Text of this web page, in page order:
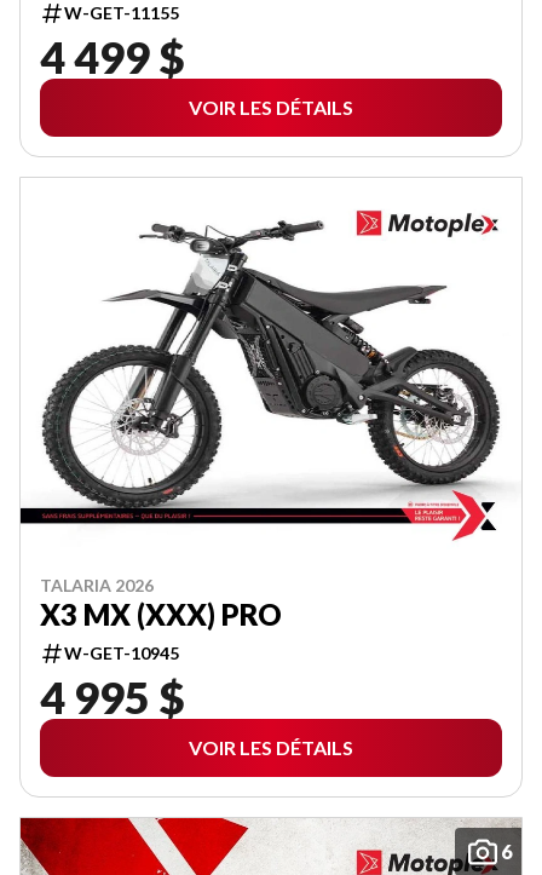
W-GET-11155
4 499 $
VOIR LES DÉTAILS
TALARIA 2026
X3 MX (XXX) PRO
W-GET-10945
4 995 $
VOIR LES DÉTAILS
6